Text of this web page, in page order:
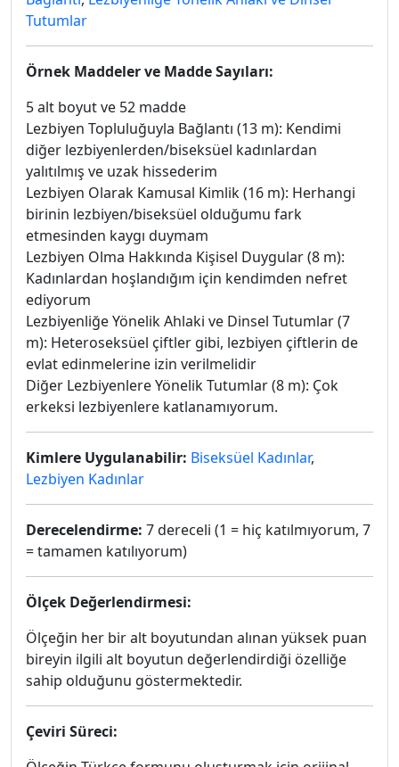
Tutumlar
Örnek Maddeler ve Madde Sayıları:
5 alt boyut ve 52 madde
Lezbiyen Topluluğuyla Bağlantı (13 m): Kendimi
diğer lezbiyenlerden/biseksüel kadınlardan
yalıtılmış ve uzak hissederim
Lezbiyen Olarak Kamusal Kimlik (16 m): Herhangi
birinin lezbiyen/biseksüel olduğumu fark
etmesinden kaygı duymam
Lezbiyen Olma Hakkında Kişisel Duygular (8 m):
Kadınlardan hoşlandığım için kendimden nefret
ediyorum
Lezbiyenliğe Yönelik Ahlaki ve Dinsel Tutumlar (7
m): Heteroseksüel çiftler gibi, lezbiyen çiftlerin de
evlat edinmelerine izin verilmelidir
Diğer Lezbiyenlere Yönelik Tutumlar (8 m): Çok
erkeksi lezbiyenlere katlanamıyorum.
Kimlere Uygulanabilir: Biseksüel Kadınlar,
Lezbiyen Kadınlar
Derecelendirme: 7 dereceli (1 = hiç katılmıyorum, 7
= tamamen katılıyorum)
Ölçek Değerlendirmesi:
Ölçeğin her bir alt boyutundan alınan yüksek puan
bireyin ilgili alt boyutun değerlendirdiği özelliğe
sahip olduğunu göstermektedir.
Çeviri Süreci: